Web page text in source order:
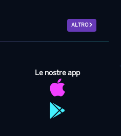
ALTRO
Le nostre app